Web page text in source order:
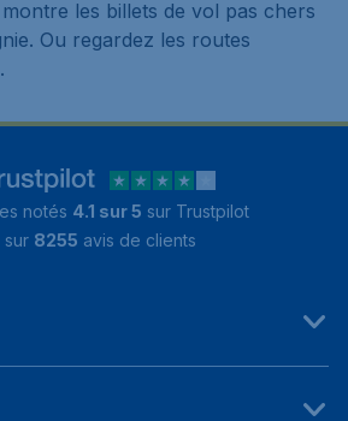
les billets de vol pas chers
Ou regardez les routes
notés 4.1 sur 5 sur Trustpilot
sur 8255 avis de clients